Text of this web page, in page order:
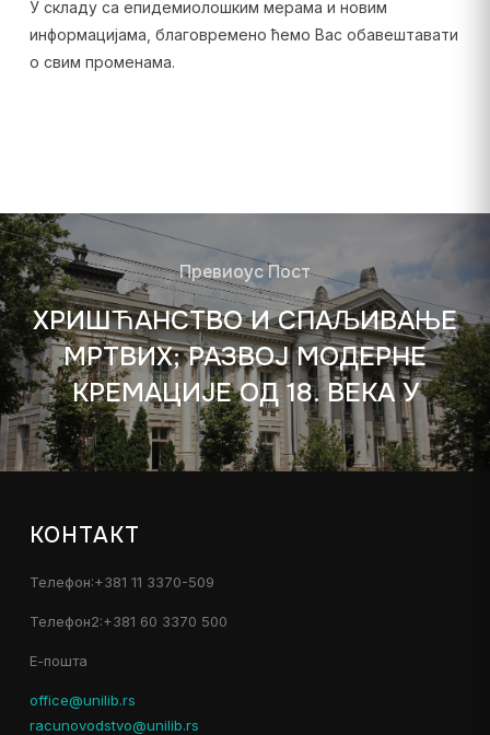
У складу са епидемиолошким мерама и новим
информацијама, благовремено ћемо Вас обавештавати
о свим променама.
Превиоус Пост
ХРИШЋАНСТВО И СПАЉИВАЊЕ
МРТВИХ; РАЗВОЈ МОДЕРНЕ
КРЕМАЦИЈЕ ОД 18. ВЕКА У
КОНТАКТ
Телефон:+381 11 3370-509
Телефон2:+381 60 3370 500
Е-пошта
office@unilib.rs
racunovodstvo@unilib.rs